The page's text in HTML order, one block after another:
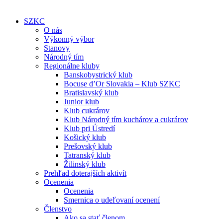
SZKC
O nás
Výkonný výbor
Stanovy
Národný tím
Regionálne kluby
Banskobystrický klub
Bocuse d’Or Slovakia – Klub SZKC
Bratislavský klub
Junior klub
Klub cukrárov
Klub Národný tím kuchárov a cukrárov
Klub pri Ústredí
Košický klub
Prešovský klub
Tatranský klub
Žilinský klub
Prehľad doterajších aktivít
Ocenenia
Ocenenia
Smernica o udeľovaní ocenení
Členstvo